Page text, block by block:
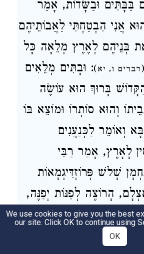
בַּבָּתִּים וּבַשָּׂדוֹת, אָמַר
אֲנִי הִבְטַחְתִּי לַאֲבוֹתֵיהֶם
בְּנֵיהֶם לְאֶרֶץ מְלֵאָה כָּל
(דברים ו, יא): וּבָתִּים מְלֵאִים
בָּרוּךְ הוּא עוֹשֶׂה
וְהוּא סוֹתְרוֹ וּמוֹצֵא בּוֹ
וְאוֹמֵר לַכְּנַעֲנִים
לָאָרֶץ, אָמַר רַבִּי
שָׁלשׁ פְּרוֹזְדִּיגְמָאוֹת
הָרוֹצֶה לְפַנּוֹת יְפַנֶּה,
לַעֲשׂוֹת מִלְחָמָה יַעֲשֶׂה.
מֵאֵלָיו, לְפִיכָךְ נִתְּנָה
We use cookies to give you the best
our site. Click OK to continue using
OK